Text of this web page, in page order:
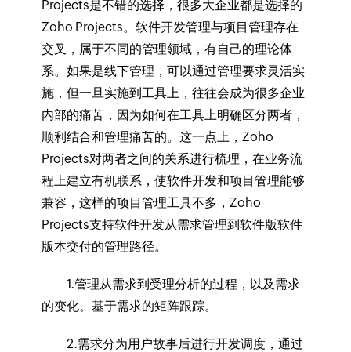
Projects是不错的选择，很多大企业都是选择的
Zoho Projects。软件开发管理与项目管理存在
交叉，属于不同的管理领域，有自己的理论体
系。如果是线下管理，可以通过管理要求灵活实
施，但一旦实施到工具上，往往会成为很多企业
内部的痛苦，因为如何在工具上明确区分两者，
顺利结合和管理痛苦的。这一点上，Zoho
Projects对两者之间的关系进行梳理，在业务流
程上建立有机联系，使软件开发和项目管理能够
兼容，这样的项目管理工具不多，Zoho
Projects支持软件开发从需求管理到软件版软件
版本交付的管理路径。
1.管理从需求到受理分析的过程，以及需求
的变化。基于需求的矩阵跟踪。
2.需求分为用户故事后进行开发调度，通过